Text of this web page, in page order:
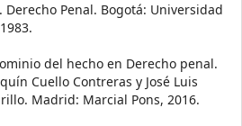
Derecho Penal. Bogotá: Universidad
del hecho en Derecho penal.
Cuello Contreras y José Luis
Madrid: Marcial Pons, 2016.